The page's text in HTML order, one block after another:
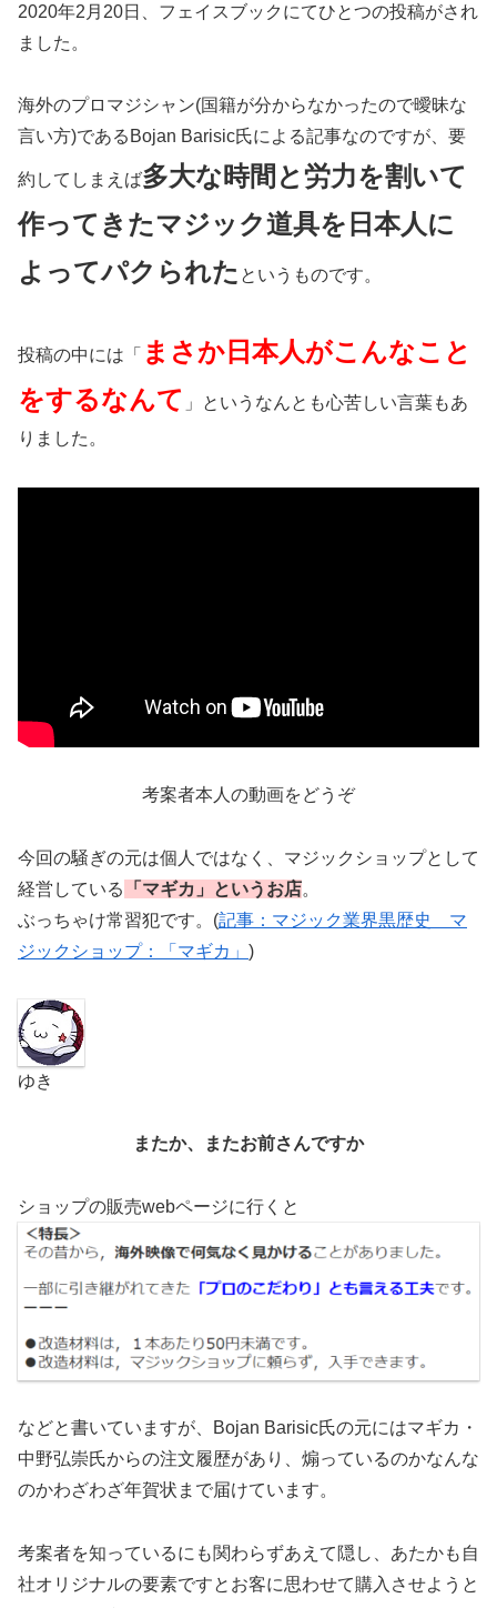
2020年2月20日、フェイスブックにてひとつの投稿がされ
ました。
海外のプロマジシャン(国籍が分からなかったので曖昧な
言い方)であるBojan Barisic氏による記事なのですが、要
約してしまえば多大な時間と労力を割いて
作ってきたマジック道具を日本人に
よってパクられた というものです。
投稿の中には「 まさか日本人がこんなこと
をするなんて 」というなんとも心苦しい言葉もあ
りました。
考案者本人の動画をどうぞ
今回の騒ぎの元は個人ではなく、マジックショップとして
経営している
「マギカ」というお店。
ぶっちゃけ常習犯です。(記事：マジック業界黒歴史 マ
ジックショップ：「マギカ」 )
ゆき
またか、またお前さんですか
ショップの販売webページに行くと
などと書いていますが、Bojan Barisic氏の元にはマギカ・
中野弘崇氏からの注文履歴があり、煽っているのかなんな
のかわざわざ年賀状まで届けています。
考案者を知っているにも関わらずあえて隠し、あたかも自
社オリジナルの要素ですとお客に思わせて購入させようと